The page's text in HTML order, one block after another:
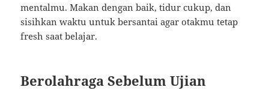
mentalmu. Makan dengan baik, tidur cukup, dan
sisihkan waktu untuk bersantai agar otakmu tetap
fresh saat belajar.
Berolahraga Sebelum Ujian